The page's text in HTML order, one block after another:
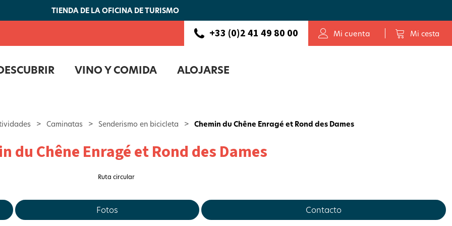
TIENDA DE LA OFICINA DE TURISMO
+33 (0)2 41 49 80 00 Mi cuenta Mi cesta
VINO Y COMIDA ALOJARSE
> Caminatas > Senderismo en bicicleta > Chemin du Chêne Enragé et Rond des Dames
du Chêne Enragé et Rond des Dames
Ruta circular
Fotos Contacto